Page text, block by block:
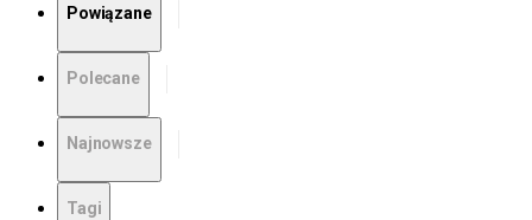
Powiązane
Polecane
Najnowsze
Tagi